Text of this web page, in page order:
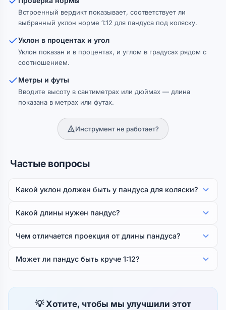
Встроенный вердикт показывает, соответствует ли
выбранный уклон норме 1:12 для пандуса под коляску.
Уклон в процентах и угол
Уклон показан и в процентах, и углом в градусах рядом с
соотношением.
Метры и футы
Вводите высоту в сантиметрах или дюймах — длина
показана в метрах или футах.
Инструмент не работает?
Частые вопросы
Какой уклон должен быть у пандуса для коляски?
Какой длины нужен пандус?
Чем отличается проекция от длины пандуса?
Может ли пандус быть круче 1:12?
💡 Хотите, чтобы мы улучшили этот